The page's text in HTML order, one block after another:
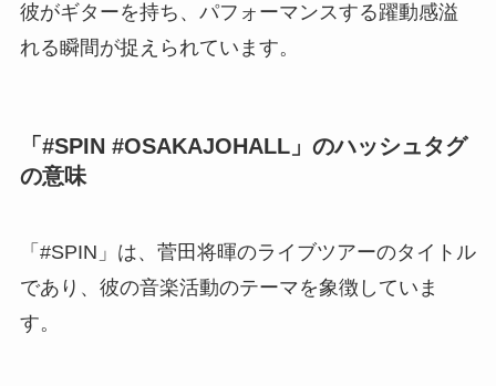
彼がギターを持ち、パフォーマンスする躍動感溢
れる瞬間が捉えられています。
「#SPIN #OSAKAJOHALL」のハッシュタグ
の意味
「#SPIN」は、菅田将暉のライブツアーのタイトル
であり、彼の音楽活動のテーマを象徴していま
す。